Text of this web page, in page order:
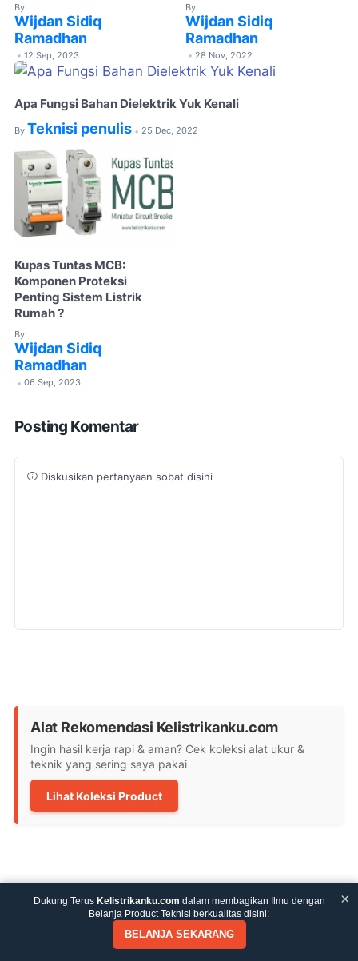
By
Wijdan Sidiq
Ramadhan
• 12 Sep, 2023
By
Wijdan Sidiq
Ramadhan
• 28 Nov, 2022
Apa Fungsi Bahan Dielektrik Yuk Kenali
By Teknisi penulis • 25 Dec, 2022
Kupas Tuntas MCB:
Komponen Proteksi
Penting Sistem Listrik
Rumah ?
By
Wijdan Sidiq
Ramadhan
• 06 Sep, 2023
Posting Komentar
Diskusikan pertanyaan sobat disini
Alat Rekomendasi Kelistrikanku.com
Ingin hasil kerja rapi & aman? Cek koleksi alat ukur &
teknik yang sering saya pakai
Lihat Koleksi Product
Dukung Terus Kelistrikanku.com dalam membagikan Ilmu dengan
Belanja Product Teknisi berkualitas disini:
BELANJA SEKARANG
×